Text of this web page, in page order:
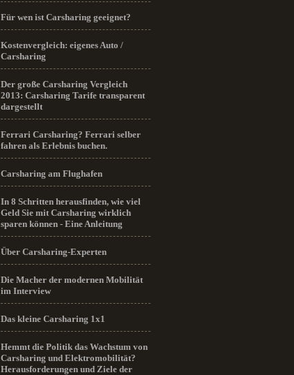
Für wen ist Carsharing geeignet?
Kostenvergleich: eigenes Auto /
Carsharing
Der große Carsharing Vergleich
2013: Carsharing Tarife transparent
dargestellt
Ferrari Carsharing? Ferrari selber
fahren als Erlebnis buchen.
Carsharing am Flughafen
In 8 Schritten herausfinden, wie viel
Geld Sie mit Carsharing wirklich
sparen können - Eine Anleitung
Über Carsharing-Experten
Die Macher der modernen Mobilität
im Interview
Das kleine Carsharing 1x1
Hemmt die Politik das Wachstum von
Carsharing und Elektromobilität?
Herausforderungen und Ziele der